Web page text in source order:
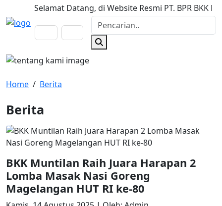
Selamat Datang, di Website Resmi PT. BPR BKK
Berita
Home / Berita
BKK Muntilan Raih Juara Harapan 2
Lomba Masak Nasi Goreng
Magelangan HUT RI ke-80